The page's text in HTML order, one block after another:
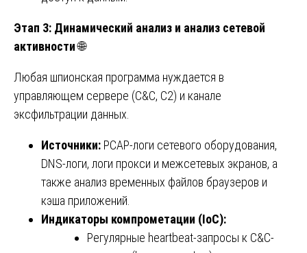
Этап 3: Динамический анализ и анализ сетевой
активности🌐
Любая шпионская программа нуждается в
управляющем сервере (C&C, C2) и канале
эксфильтрации данных.
Источники: PCAP-логи сетевого оборудования,
DNS-логи, логи прокси и межсетевых экранов, а
также анализ временных файлов браузеров и
кэша приложений.
Индикаторы компрометации (IoC):
Регулярные heartbeat-запросы к C&C-